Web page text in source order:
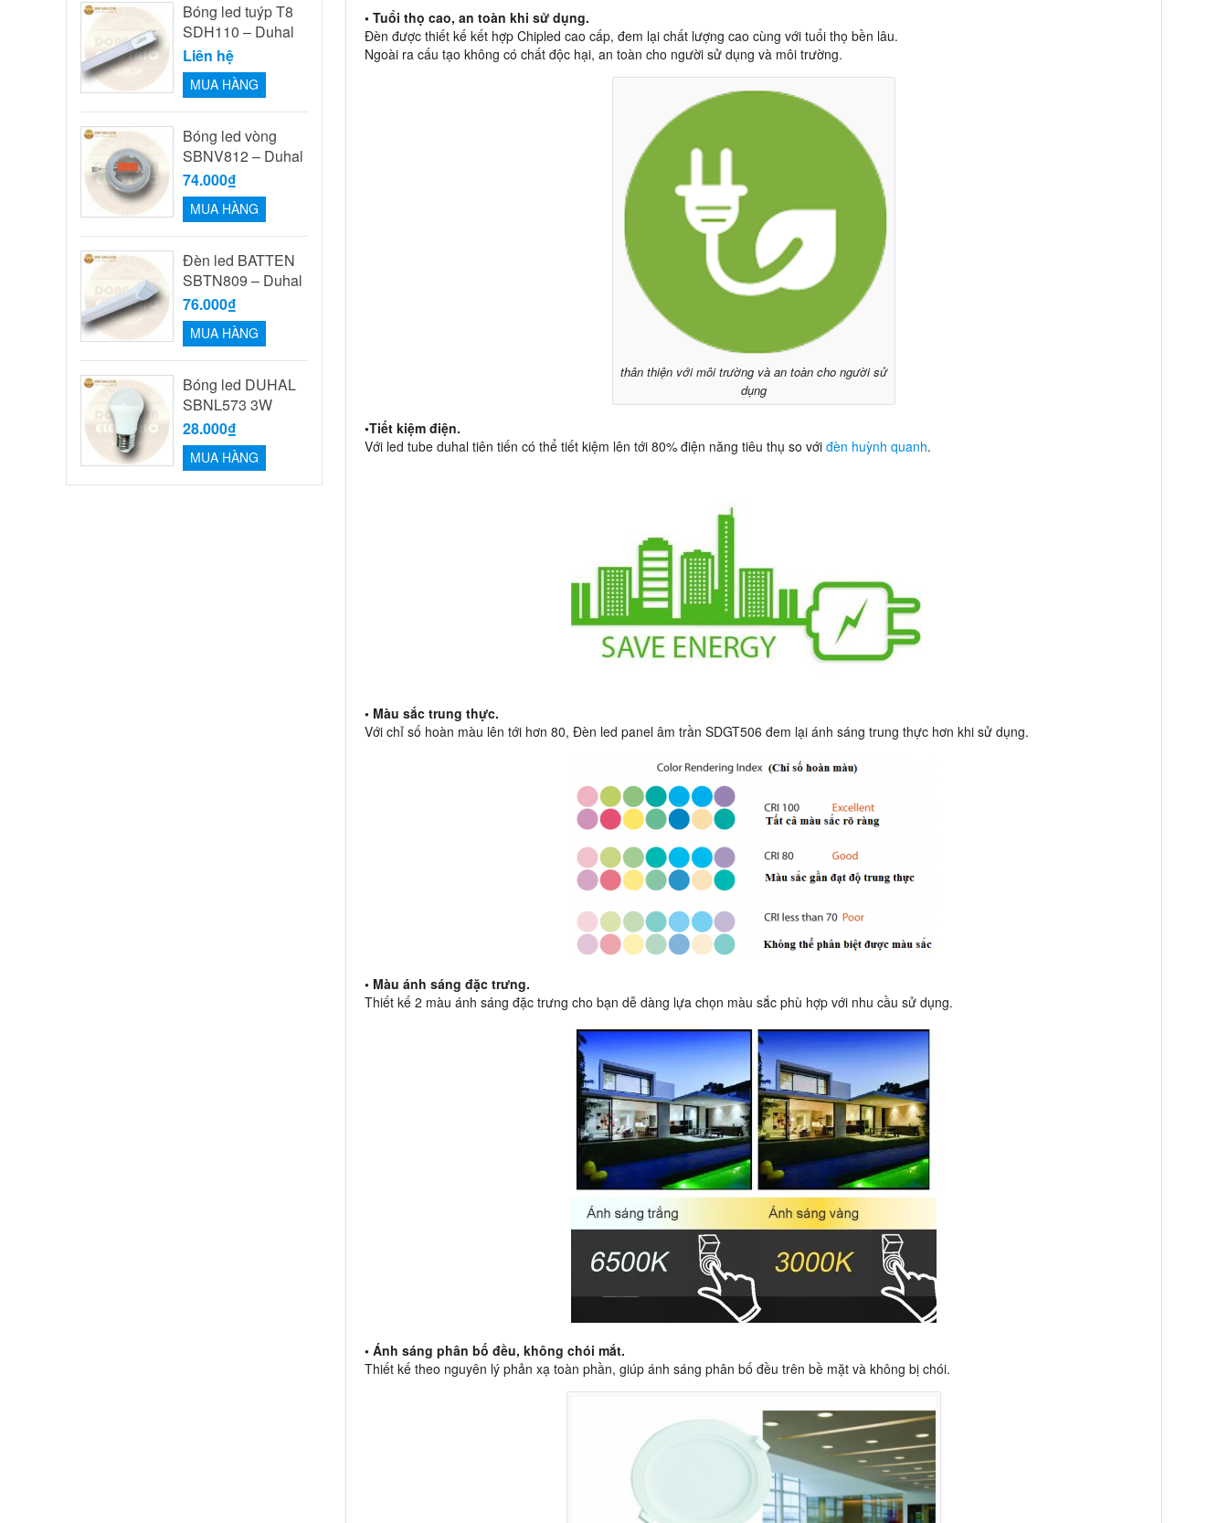
• Tuổi thọ cao, an toàn khi sử dụng.
Đèn được thiết kế kết hợp Chipled cao cấp, đem lại chất lượng cao cùng với tuổi thọ bền lâu.
Ngoài ra cấu tạo không có chất độc hại, an toàn cho người sử dụng và môi trường.
thân thiện với môi trường và an toàn cho người sử
dụng
•Tiết kiệm điện.
Với led tube duhal tiên tiến có thể tiết kiệm lên tới 80% điện năng tiêu thụ so vớiđèn huỳnh quanh.
• Màu sắc trung thực.
Với chỉ số hoàn màu lên tới hơn 80, Đèn led panel âm trần SDGT506 đem lại ánh sáng trung thực hơn khi sử dụng.
• Màu ánh sáng đặc trưng.
Thiết kế 2 màu ánh sáng đặc trưng cho bạn dễ dàng lựa chọn màu sắc phù hợp với nhu cầu sử dụng.
• Ánh sáng phân bố đều, không chói mắt.
Thiết kế theo nguyên lý phản xạ toàn phần, giúp ánh sáng phân bố đều trên bề mặt và không bị chói.
Bóng led tuýp T8
SDH110 – Duhal
Liên hệ
MUA HÀNG
Bóng led vòng
SBNV812 – Duhal
74.000₫
MUA HÀNG
Đèn led BATTEN
SBTN809 – Duhal
76.000₫
MUA HÀNG
Bóng led DUHAL
SBNL573 3W
28.000₫
MUA HÀNG